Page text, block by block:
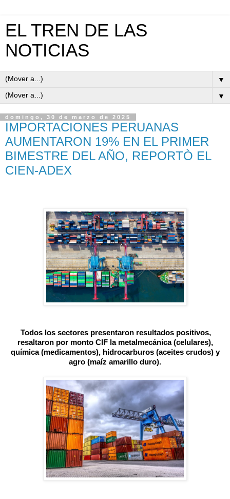
EL TREN DE LAS
NOTICIAS
▼
▼
domingo, 30 de marzo de 2025
IMPORTACIONES PERUANAS
AUMENTARON 19% EN EL PRIMER
BIMESTRE DEL AÑO, REPORTÒ EL
CIEN-ADEX
Todos los sectores presentaron resultados positivos,
resaltaron por monto CIF la metalmecánica (celulares),
química (medicamentos), hidrocarburos (aceites crudos) y
agro (maíz amarillo duro).